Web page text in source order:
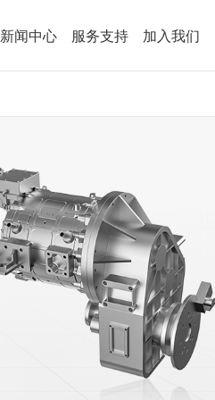
新闻中心 服务支持 加入我们